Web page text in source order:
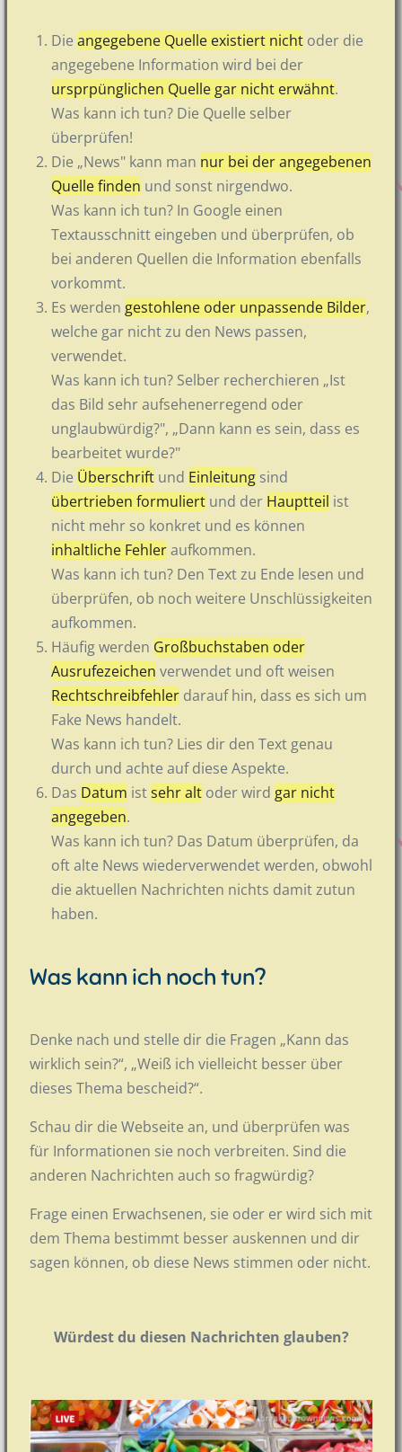
Die angegebene Quelle existiert nicht oder die
angegebene Information wird bei der
ursprpünglichen Quelle gar nicht erwähnt.
Was kann ich tun? Die Quelle selber
überprüfen!
Die „News" kann man nur bei der angegebenen
Quelle finden und sonst nirgendwo.
Was kann ich tun? In Google einen
Textausschnitt eingeben und überprüfen, ob
bei anderen Quellen die Information ebenfalls
vorkommt.
Es werden gestohlene oder unpassende Bilder,
welche gar nicht zu den News passen,
verwendet.
Was kann ich tun? Selber recherchieren „Ist
das Bild sehr aufsehenerregend oder
unglaubwürdig?", „Dann kann es sein, dass es
bearbeitet wurde?"
Die Überschrift und Einleitung sind
übertrieben formuliert und derHauptteil ist
nicht mehr so konkret und es können
inhaltliche Fehleraufkommen.
Was kann ich tun? Den Text zu Ende lesen und
überprüfen, ob noch weitere Unschlüssigkeiten
aufkommen.
Häufig werden Großbuchstaben oder
Ausrufezeichenverwendet und oft weisen
Rechtschreibfehler darauf hin, dass es sich um
Fake News handelt.
Was kann ich tun? Lies dir den Text genau
durch und achte auf diese Aspekte.
Das Datum istsehr alt oder wird gar nicht
angegeben.
Was kann ich tun? Das Datum überprüfen, da
oft alte News wiederverwendet werden, obwohl
die aktuellen Nachrichten nichts damit zutun
haben.
Was kann ich noch tun?
Denke nach und stelle dir die Fragen „Kann das
wirklich sein?“, „Weiß ich vielleicht besser über
dieses Thema bescheid?“.
Schau dir die Webseite an, und überprüfen was
für Informationen sie noch verbreiten. Sind die
anderen Nachrichten auch so fragwürdig?
Frage einen Erwachsenen, sie oder er wird sich mit
dem Thema bestimmt besser auskennen und dir
sagen können, ob diese News stimmen oder nicht.
Würdest du diesen Nachrichten glauben?